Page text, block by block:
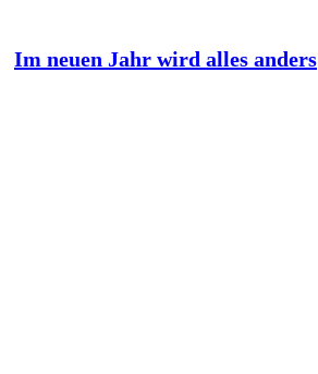
Im neuen Jahr wird alles anders